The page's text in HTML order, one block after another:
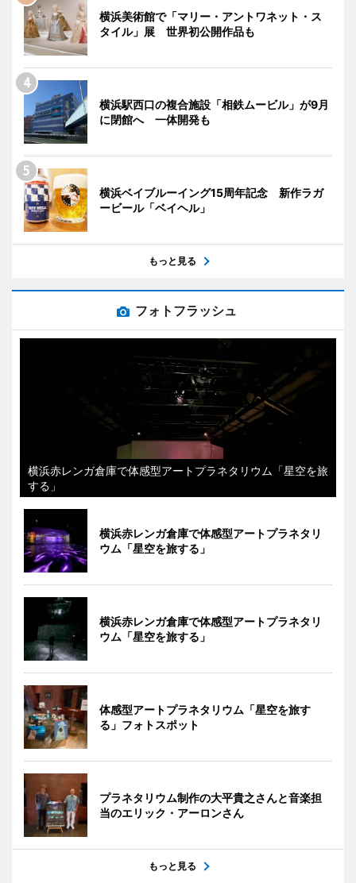
横浜美術館で「マリー・アントワネット・ス
タイル」展 世界初公開作品も
横浜駅西口の複合施設「相鉄ムービル」が9月
に閉館へ 一体開発も
横浜ベイブルーイング15周年記念 新作ラガ
ービール「ベイヘル」
もっと見る
フォトフラッシュ
横浜赤レンガ倉庫で体感型アートプラネタリウム「星空を旅
する」
横浜赤レンガ倉庫で体感型アートプラネタリ
ウム「星空を旅する」
横浜赤レンガ倉庫で体感型アートプラネタリ
ウム「星空を旅する」
体感型アートプラネタリウム「星空を旅す
る」フォトスポット
プラネタリウム制作の大平貴之さんと音楽担
当のエリック・アーロンさん
もっと見る